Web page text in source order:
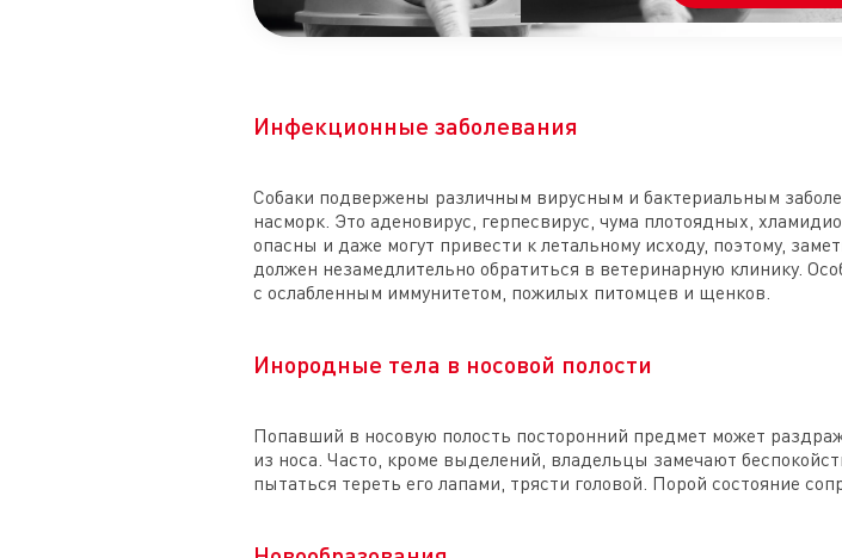
Инфекционные заболевания
Собаки подвержены различным вирусным и бактериальным
насморк. Это аденовирус, герпесвирус, чума плотоядных,
опасны и даже могут привести к летальному исходу, поэтому,
должен незамедлительно обратиться в ветеринарную клинику.
с ослабленным иммунитетом, пожилых питомцев и щенков.
Инородные тела в носовой полости
Попавший в носовую полость посторонний предмет может
из носа. Часто, кроме выделений, владельцы замечают
пытаться тереть его лапами, трясти головой. Порой состояние